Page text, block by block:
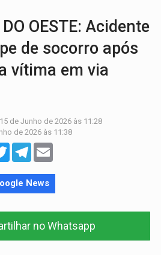
DO OESTE: Acidente
de socorro após
vítima em via
15 de Junho de 2026 às 11:28
de 2026 às 11:38
TwitterTelegram
News
no Whatsapp